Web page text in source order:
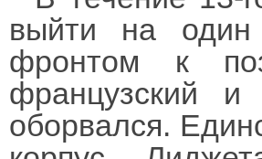
выйти на один
фронтом к
французский
оборвался.